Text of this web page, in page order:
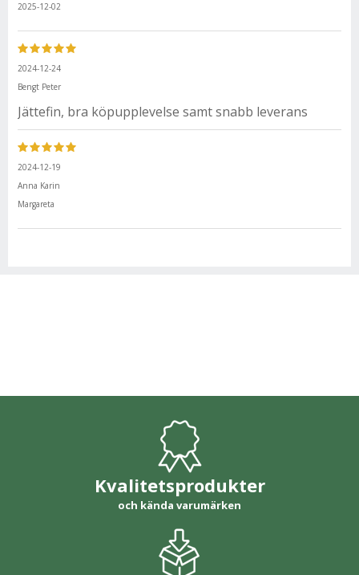
2025-12-02
2024-12-24
Bengt Peter
Jättefin, bra köpupplevelse samt snabb leverans
2024-12-19
Anna Karin
Margareta
Kvalitetsprodukter
och kända varumärken